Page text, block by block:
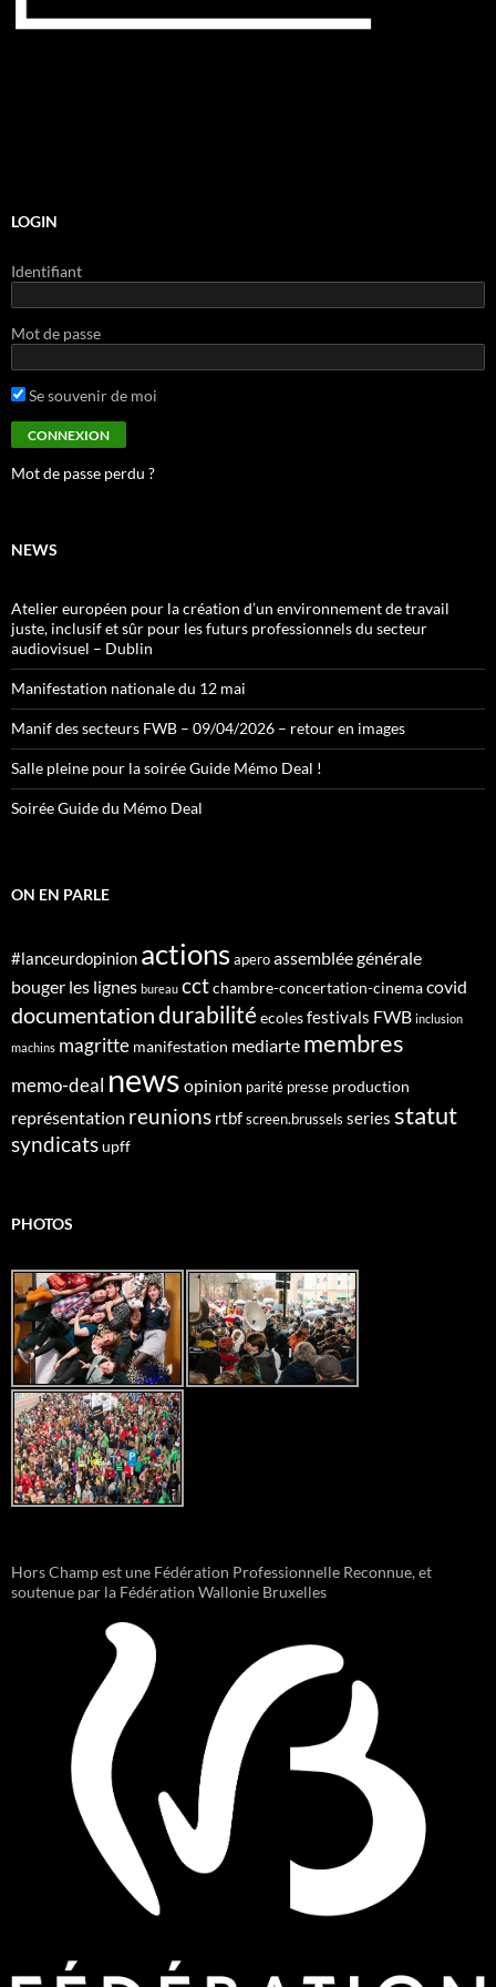
LOGIN
Identifiant
Mot de passe
Se souvenir de moi
Mot de passe perdu ?
NEWS
Atelier européen pour la création d’un environnement de travail
juste, inclusif et sûr pour les futurs professionnels du secteur
audiovisuel – Dublin
Manifestation nationale du 12 mai
Manif des secteurs FWB – 09/04/2026 – retour en images
Salle pleine pour la soirée Guide Mémo Deal !
Soirée Guide du Mémo Deal
ON EN PARLE
#lanceurdopinion actions apero assemblée générale
bouger les lignes bureau cctchambre-concertation-cinemacovid
documentationdurabilitéecolesfestivals FWB inclusion
machins magritte manifestation mediarte membres
memo-deal news opinion parité presse production
représentation reunions rtbf screen.brussels series statut
syndicatsupff
PHOTOS
Hors Champ est une Fédération Professionnelle Reconnue, et
soutenue par la Fédération Wallonie Bruxelles